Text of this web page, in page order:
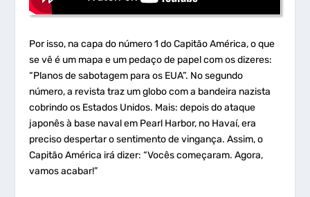
Por isso, na capa do número 1 do Capitão América, o que
se vê é um mapa e um pedaço de papel com os dizeres:
“Planos de sabotagem para os EUA”. No segundo
número, a revista traz um globo com a bandeira nazista
cobrindo os Estados Unidos. Mais: depois do ataque
japonês à base naval em Pearl Harbor, no Havaí, era
preciso despertar o sentimento de vingança. Assim, o
Capitão América irá dizer: “Vocês começaram. Agora,
vamos acabar!”